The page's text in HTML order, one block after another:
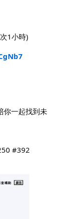
1小時)
你一起找到未
#392